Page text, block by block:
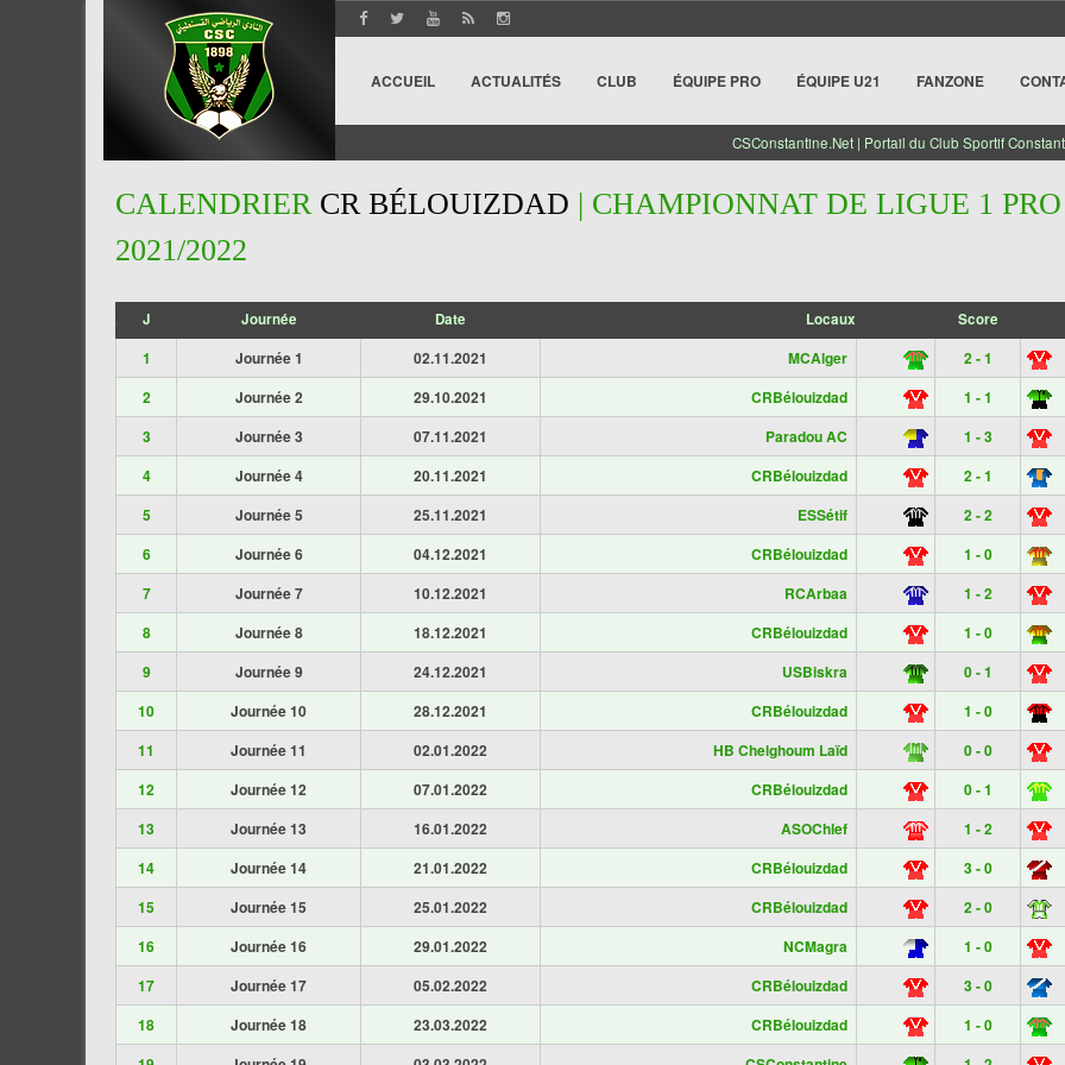
ACCUEIL ACTUALITÉS CLUB ÉQUIPE PRO ÉQUIPE U21 FANZONE
CSConstantine.Net | Portail du Club Sportif
CALENDRIER CR BÉLOUIZDAD | CHAMPIONNAT DE LIGUE 1
2021/2022
J Journée Date Locaux Score
1 Journée 1 02.11.2021 MCAlger
2 - 1
2
Journée 2 29.10.2021 CRBélouizdad
1 - 1
3
Journée 3 07.11.2021 Paradou AC
1 - 3
4
Journée 4 20.11.2021 CRBélouizdad
2 - 1
5
Journée 5 25.11.2021 ESSétif
2 - 2
6
Journée 6 04.12.2021 CRBélouizdad
1 - 0
7
Journée 7 10.12.2021 RCArbaa
1 - 2
8
Journée 8 18.12.2021 CRBélouizdad
1 - 0
9
Journée 9 24.12.2021 USBiskra
0 - 1
10
Journée 10 28.12.2021 CRBélouizdad
1 - 0
11
Journée 11 02.01.2022 HB Chelghoum Laïd
0 - 0
12
Journée 12 07.01.2022 CRBélouizdad
0 - 1
13
Journée 13 16.01.2022 ASOChlef
1 - 2
14
Journée 14 21.01.2022 CRBélouizdad
3 - 0
15
Journée 15 25.01.2022 CRBélouizdad
2 - 0
16
Journée 16 29.01.2022 NCMagra
1 - 0
17
Journée 17 05.02.2022 CRBélouizdad
3 - 0
18
Journée 18 23.03.2022 CRBélouizdad
1 - 0